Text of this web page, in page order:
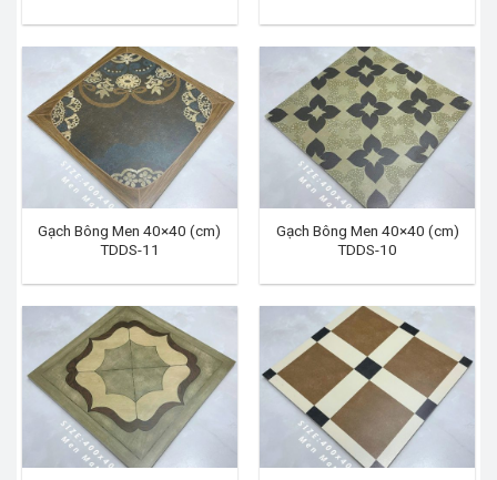
Gạch Bông Men 40×40 (cm)
TDDS-11
Gạch Bông Men 40×40 (cm)
TDDS-10